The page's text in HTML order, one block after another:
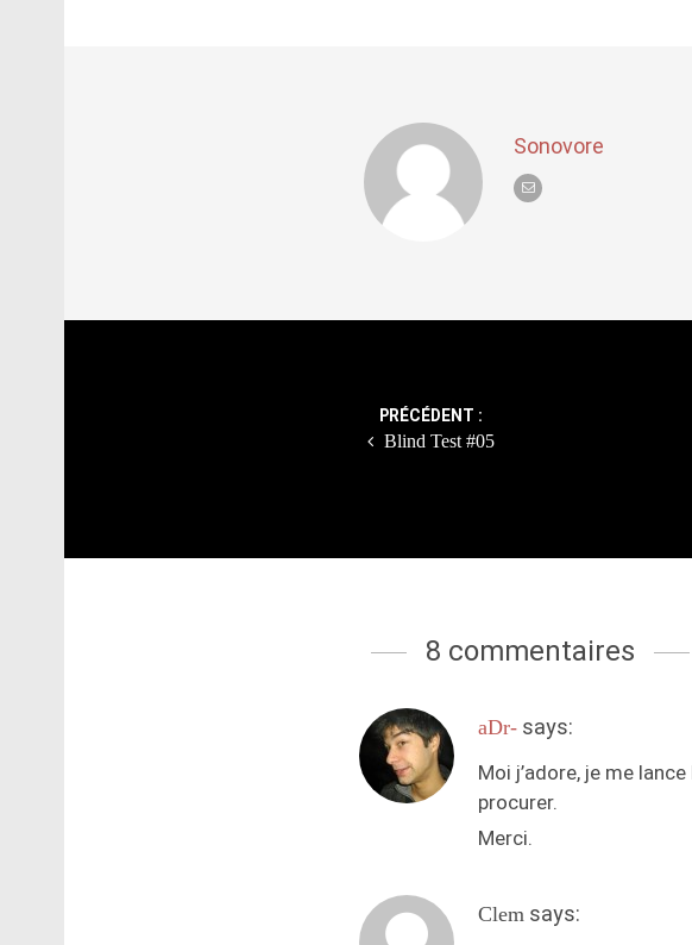
Sonovore
PRÉCÉDENT :
Blind Test #05
8 commentaires
aDr- says:
Moi j’adore, je me
procurer.
Merci.
Clem says: